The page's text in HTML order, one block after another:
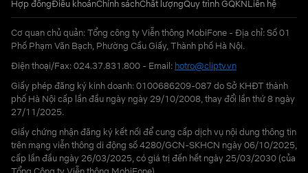
Hợp đồngĐiều khoảnChính sáchChất lượngQuy trình GQKNLiên hệ
Cơ quan chủ quản: Tổng công ty Viễn thông MobiFone - Địa chỉ: Số 01
Phố Phạm Văn Bạch, Phường Cầu Giấy, Thành phố Hà Nội.
Điện thoại/Fax: 024.37.831.800 - Email: hotro@cliptv.vn
Giấy phép đăng ký kinh doanh: 0100686209-087 do Sở KHĐT thành
phố Hà Nội cấp lần đầu ngày ngày 29/10/2008, thay đổi lần thứ 8 ngày
27/11/2025.
Giấy chứng nhận đăng ký kết nối để cung cấp dịch vụ nội dung thông tin
trên mạng viễn thông di động số 4280/GCN-SKHCN ngày 06/10/2025,
cấp lần đầu ngày 26/03/2025, có giá trị đến hết ngày 25/03/2030 (của